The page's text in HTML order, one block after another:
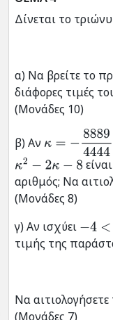
Δίνεται το
α) Να βρείτε το
διάφορες τιμές
(Μονάδες 10)
β) Αν κ=−88894444
κ2 −2κ−8
αριθμός; Να
(Μονάδες 8)
γ) Αν ισχύει −4< μ<
τιμής της
Να
(Μονάδες 7)